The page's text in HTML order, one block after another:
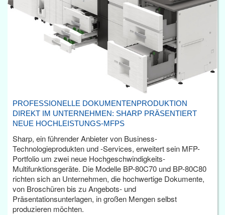
PROFESSIONELLE DOKUMENTENPRODUKTION
DIREKT IM UNTERNEHMEN: SHARP PRÄSENTIERT
NEUE HOCHLEISTUNGS-MFPS
Sharp, ein führender Anbieter von Business-
Technologieprodukten und -Services, erweitert sein MFP-
Portfolio um zwei neue Hochgeschwindigkeits-
Multifunktionsgeräte. Die Modelle BP-80C70 und BP-80C80
richten sich an Unternehmen, die hochwertige Dokumente,
von Broschüren bis zu Angebots- und
Präsentationsunterlagen, in großen Mengen selbst
produzieren möchten.